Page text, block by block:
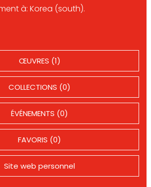
à: Korea (south).
ŒUVRES (1)
COLLECTIONS (0)
ÉVÉNEMENTS (0)
FAVORIS (0)
Site web personnel